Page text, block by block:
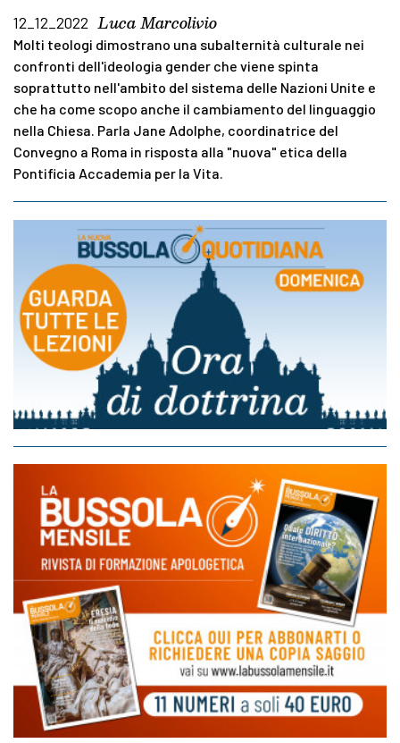
12_12_2022 Luca Marcolivio
Molti teologi dimostrano una subalternità culturale nei
confronti dell'ideologia gender che viene spinta
soprattutto nell'ambito del sistema delle Nazioni Unite e
che ha come scopo anche il cambiamento del linguaggio
nella Chiesa. Parla Jane Adolphe, coordinatrice del
Convegno a Roma in risposta alla "nuova" etica della
Pontificia Accademia per la Vita.